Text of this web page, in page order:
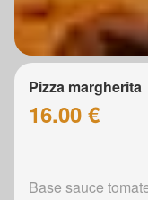
Pizza margherita
16.00 €
Base sauce